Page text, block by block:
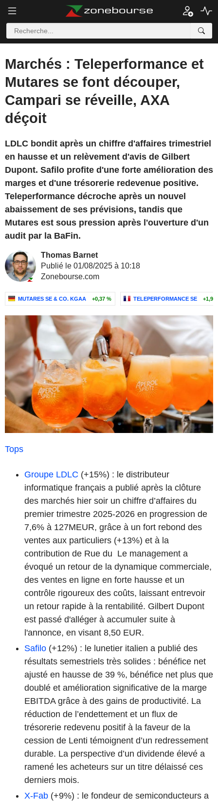
Marchés : Teleperformance et
Mutares se font découper,
Campari se réveille, AXA
déçoit
LDLC bondit après un chiffre d'affaires trimestriel
en hausse et un relèvement d'avis de Gilbert
Dupont. Safilo profite d'une forte amélioration des
marges et d'une trésorerie redevenue positive.
Teleperformance décroche après un nouvel
abaissement de ses prévisions, tandis que
Mutares est sous pression après l'ouverture d'un
audit par la BaFin.
Thomas Barnet
Publié le 01/08/2025 à 10:18
Zonebourse.com
MUTARES SE & CO. KGAA +0,37 % TELEPERFORMANCE SE +1,92
Tops
Groupe LDLC (+15%) : le distributeur
informatique français a publié après la clôture
des marchés hier soir un chiffre d’affaires du
premier trimestre 2025-2026 en progression de
7,6% à 127MEUR, grâce à un fort rebond des
ventes aux particuliers (+13%) et à la
contribution de Rue du Le management a
évoqué un retour de la dynamique commerciale,
des ventes en ligne en forte hausse et un
contrôle rigoureux des coûts, laissant entrevoir
un retour rapide à la rentabilité. Gilbert Dupont
est passé d'alléger à accumuler suite à
l'annonce, en visant 8,50 EUR.
Safilo (+12%) : le lunetier italien a publié des
résultats semestriels très solides : bénéfice net
ajusté en hausse de 39 %, bénéfice net plus que
doublé et amélioration significative de la marge
EBITDA grâce à des gains de productivité. La
réduction de l’endettement et un flux de
trésorerie redevenu positif à la faveur de la
cession de Lenti témoignent d’un redressement
durable. La perspective d’un dividende élevé a
ramené les acheteurs sur un titre délaissé ces
derniers mois.
X-Fab (+9%) : le fondeur de semiconducteurs a